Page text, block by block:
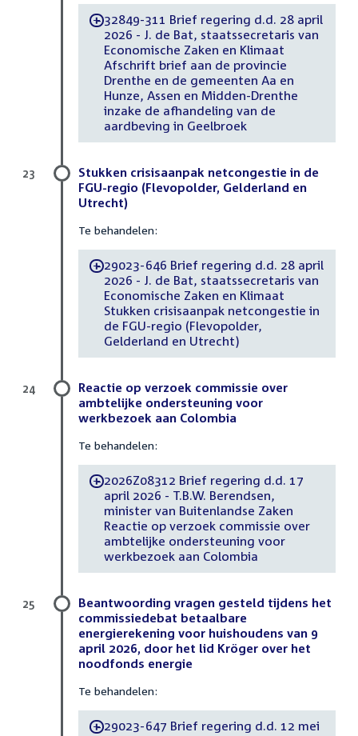
-32849-311 Brief regering d.d. 28 april
2026 - J. de Bat, staatssecretaris van
Economische Zaken en Klimaat
Afschrift brief aan de provincie
Drenthe en de gemeenten Aa en
Hunze, Assen en Midden-Drenthe
inzake de afhandeling van de
aardbeving in Geelbroek
Stukken crisisaanpak netcongestie in de
FGU-regio (Flevopolder, Gelderland en
Utrecht)
Te behandelen:
-29023-646 Brief regering d.d. 28 april
2026 - J. de Bat, staatssecretaris van
Economische Zaken en Klimaat
Stukken crisisaanpak netcongestie in
de FGU-regio (Flevopolder,
Gelderland en Utrecht)
23
Reactie op verzoek commissie over
ambtelijke ondersteuning voor
werkbezoek aan Colombia
Te behandelen:
-2026Z08312 Brief regering d.d. 17
april 2026 - T.B.W. Berendsen,
minister van Buitenlandse Zaken
Reactie op verzoek commissie over
ambtelijke ondersteuning voor
werkbezoek aan Colombia
24
Beantwoording vragen gesteld tijdens het
commissiedebat betaalbare
energierekening voor huishoudens van 9
april 2026, door het lid Kröger over het
noodfonds energie
Te behandelen:
-29023-647 Brief regering d.d. 12 mei
25